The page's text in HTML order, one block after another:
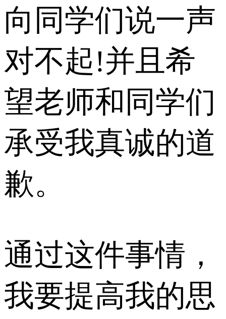
向同学们说一声
对不起!并且希
望老师和同学们
承受我真诚的道
歉。
通过这件事情，
我要提高我的思